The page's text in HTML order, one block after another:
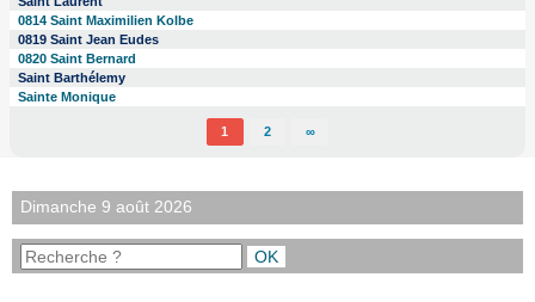
0814 Saint Maximilien Kolbe
0819 Saint Jean Eudes
0820 Saint Bernard
Saint Barthélemy
Sainte Monique
1 2 ∞
Dimanche 9 août 2026